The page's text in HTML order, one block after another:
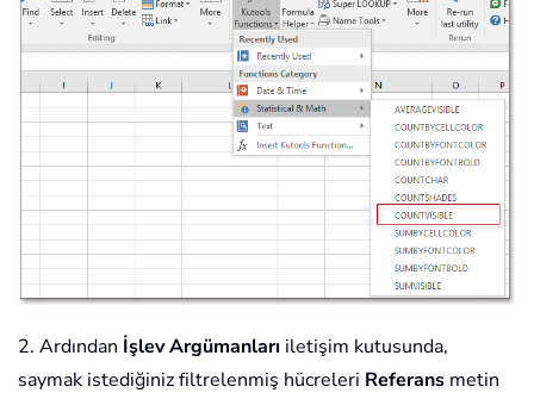
2. Ardından İşlev Argümanları iletişim kutusunda,
saymak istediğiniz filtrelenmiş hücreleri Referans metin